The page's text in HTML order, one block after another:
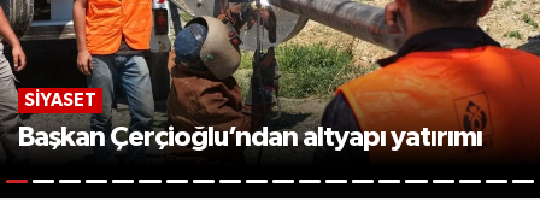
SIYASET
Başkan Çerçioğlu’ndan altyapı yatırımı